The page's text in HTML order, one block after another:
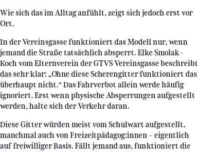
Wie sich das im Alltag anfühlt, zeigt sich jedoch erst vor
Ort.
In der Vereinsgasse funktioniert das Modell nur, wenn
jemand die Straße tatsächlich absperrt. Elke Smolak-
Koch vom Elternverein der GTVS Vereinsgasse beschreibt
das sehr klar: „Ohne diese Scherengitter funktioniert das
überhaupt nicht.“ Das Fahrverbot allein werde häufig
ignoriert. Erst wenn physische Absperrungen aufgestellt
werden, halte sich der Verkehr daran.
Diese Gitter würden meist vom Schulwart aufgestellt,
manchmal auch von Freizeitpädagog:innen – eigentlich
auf freiwilliger Basis. Fällt jemand aus, funktioniert die